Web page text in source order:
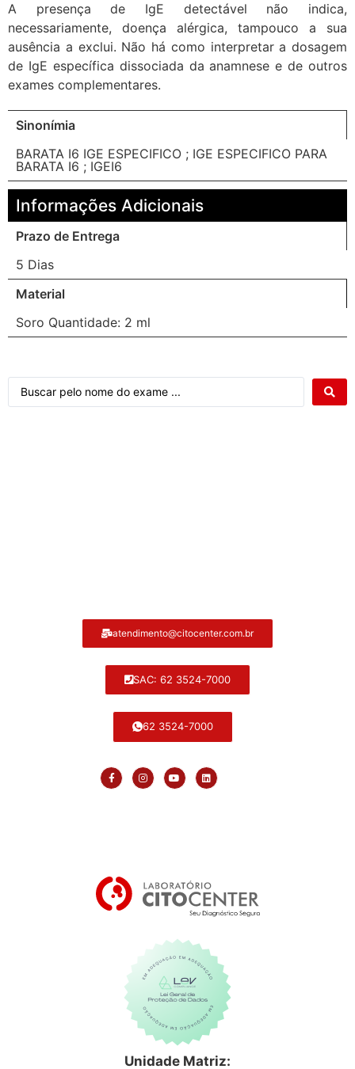
A presença de IgE detectável não indica,
necessariamente, doença alérgica, tampouco a sua
ausência a exclui. Não há como interpretar a dosagem
de IgE específica dissociada da anamnese e de outros
exames complementares.
Sinonímia
BARATA I6 IGE ESPECIFICO ; IGE ESPECIFICO PARA
BARATA I6 ; IGEI6
Informações Adicionais
Prazo de Entrega
5 Dias
Material
Soro Quantidade: 2 ml
atendimento@citocenter.com.br
SAC: 62 3524-7000
62 3524-7000
Unidade Matriz: